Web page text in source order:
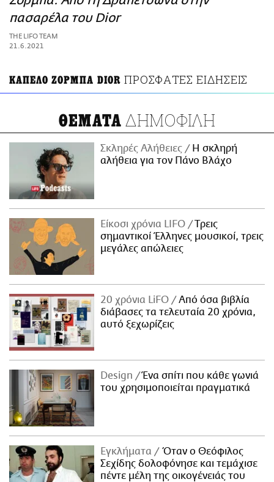
ΑΜΠΑ
PRINT
πασαρέλα του Dior
THE LIFO TEAM
21.6.2021
ΚΑΠΕΛΟ ΖΟΡΜΠΑ DIOR ΠΡΟΣΦΑΤΕΣ ΕΙΔΗΣΕΙΣ
ΘΕΜΑΤΑ ΔΗΜΟΦΙΛΗ
Σκληρές Αλήθειες
H σκληρή
αλήθεια για τον Πάνο Βλάχο
Είκοσι χρόνια LIFO
Tρεις
σημαντικοί Έλληνες μουσικοί, τρεις
μεγάλες απώλειες
20 χρόνια LiFO
Από όσα βιβλία
διάβασες τα τελευταία 20 χρόνια,
αυτό ξεχωρίζεις
Design
Ένα σπίτι που κάθε γωνιά
του χρησιμοποιείται πραγματικά
Εγκλήματα
Όταν ο Θεόφιλος
Σεχίδης δολοφόνησε και τεμάχισε
πέντε μέλη της οικογένειάς του